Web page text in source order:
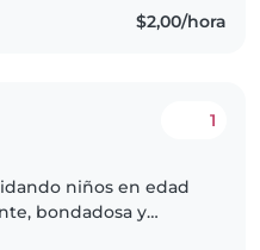
$2,00/hora
1
niños en edad
bondadosa y